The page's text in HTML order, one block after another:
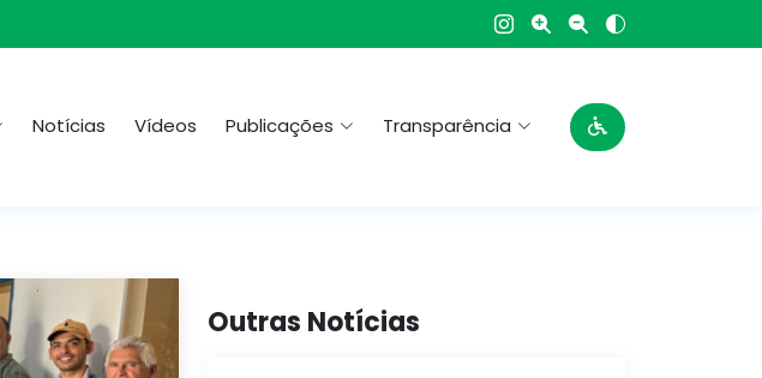
Notícias Vídeos Publicações Transparência
Outras Notícias